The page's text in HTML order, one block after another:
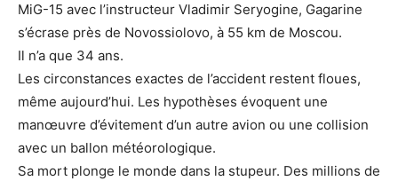
MiG-15 avec l’instructeur Vladimir Seryogine, Gagarine
s’écrase près de Novossiolovo, à 55 km de Moscou.
Il n’a que 34 ans.
Les circonstances exactes de l’accident restent floues,
même aujourd’hui. Les hypothèses évoquent une
manœuvre d’évitement d’un autre avion ou une collision
avec un ballon météorologique.
Sa mort plonge le monde dans la stupeur. Des millions de